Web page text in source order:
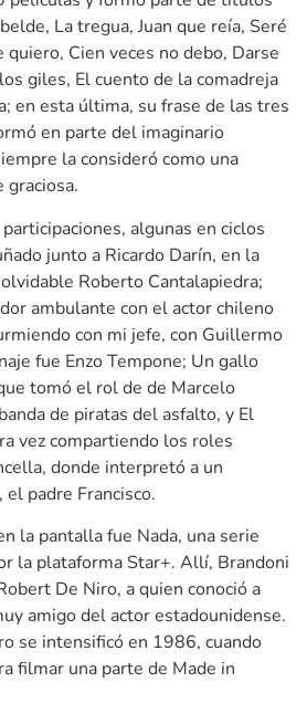
La tregua, Juan que reía, Seré
Cien veces no debo, Darse
giles, El cuento de la comadreja
en esta última, su frase de las tres
en parte del imaginario
la consideró como una
graciosa.
algunas en ciclos
junto a Ricardo Darín, en la
Roberto Cantalapiedra;
ambulante con el actor chileno
con mi jefe, con Guillermo
fue Enzo Tempone; Un gallo
tomó el rol de de Marcelo
de piratas del asfalto, y El
vez compartiendo los roles
donde interpretó a un
padre Francisco.
la pantalla fue Nada, una serie
la plataforma Star+. Allí, Brandoni
De Niro, a quien conoció a
amigo del actor estadounidense.
se intensificó en 1986, cuando
filmar una parte de Made in